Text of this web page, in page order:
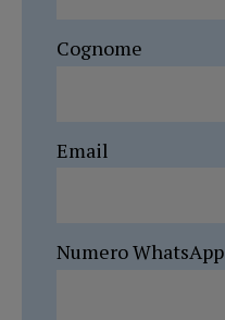
Cognome
Email
Numero WhatsApp